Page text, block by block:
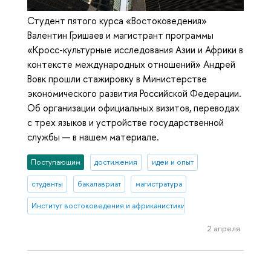
Студент пятого курса «Востоковедения»
Валентин Гришаев и магистрант программы
«Кросс-культурные исследования Азии и Африки в
контексте международных отношений» Андрей
Вовк прошли стажировку в Министерстве
экономического развития Российской Федерации.
Об организации официальных визитов, переводах
с трех языков и устройстве государственной
службы — в нашем материале.
Поступающим достижения идеи и опыт
студенты бакалавриат магистратура
Институт востоковедения и африканистики
2 апреля